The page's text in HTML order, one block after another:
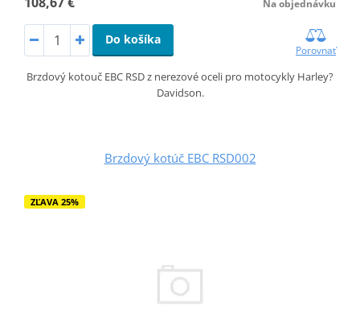
Na objednávku
Do košíka
Porovnať
Brzdový kotouč EBC RSD z nerezové oceli pro motocykly Harley?
Davidson.
Brzdový kotúč EBC RSD002
ZĽAVA 25%